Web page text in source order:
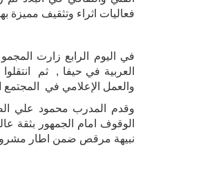
فعاليات اثراء وتثقيف مميزة
في اليوم الرابع زارت
العربية في حيفا , ثم
والعمل الإعلامي في المجتمع
وقدم المدرب محمود علي
الوقوف امام الجمهور بثقة
نبيهة مرقص ضمن اطار مشروع